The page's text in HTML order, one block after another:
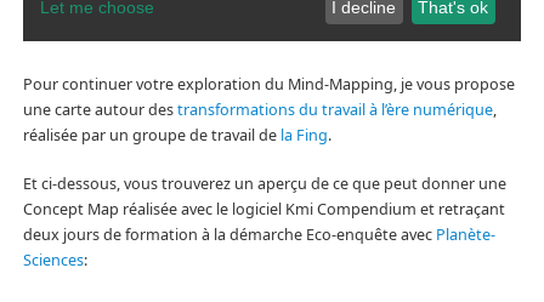
Pour continuer votre exploration du Mind-Mapping, je vous propose
une carte autour destransformations du travail à l’ère numérique,
réalisée par un groupe de travail de la Fing.
Et ci-dessous, vous trouverez un aperçu de ce que peut donner une
Concept Map réalisée avec le logiciel Kmi Compendium et retraçant
deux jours de formation à la démarche Eco-enquête avec Planète-
Sciences: